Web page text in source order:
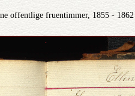
offentlige fruentimmer, 1855 - 1862